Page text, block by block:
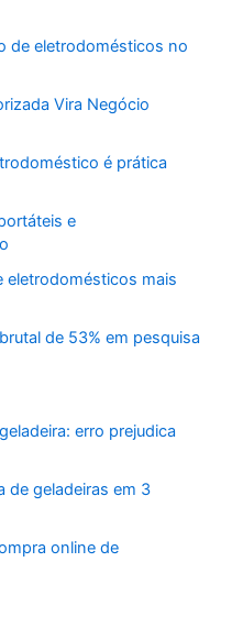
de eletrodomésticos no
Vira Negócio
é prática
e
eletrodomésticos mais
de 53% em pesquisa
erro prejudica
de geladeiras em 3
online de